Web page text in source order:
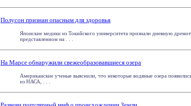
Полусон признан опасным для здоровья
Японские медики из Токийского университета признали дневную
представленном на . . .
На Марсе обнаружили свежеобразовавшиеся озера
Американские ученые выяснили, что некоторые водяные озера
из НАСА, . . .